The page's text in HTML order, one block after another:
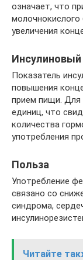
означает, что
молочнокислого
увеличения
Показатель
повышения
прием пищи. Для
единиц, что
количества
употребления
Польза
Употребление
связано со
синдрома,
Читайте